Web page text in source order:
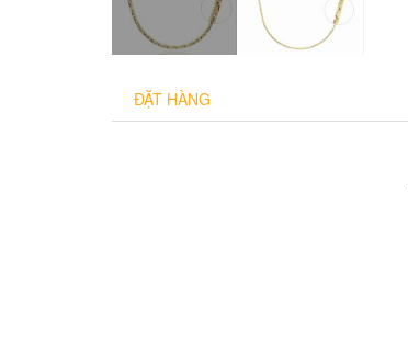
ĐẶT HÀNG